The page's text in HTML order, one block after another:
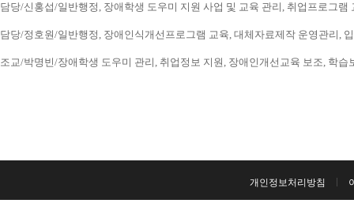
담당/신홍섭/일반행정, 장애학생 도우미 지원 사업 및 교육 관리, 취업프로그
담당/정호원/일반행정, 장애인식개선프로그램 교육, 대체자료제작 운영관리,
조교/박명빈/장애학생 도우미 관리, 취업정보 지원, 장애인개선교육 보조, 학
개인정보처리방침